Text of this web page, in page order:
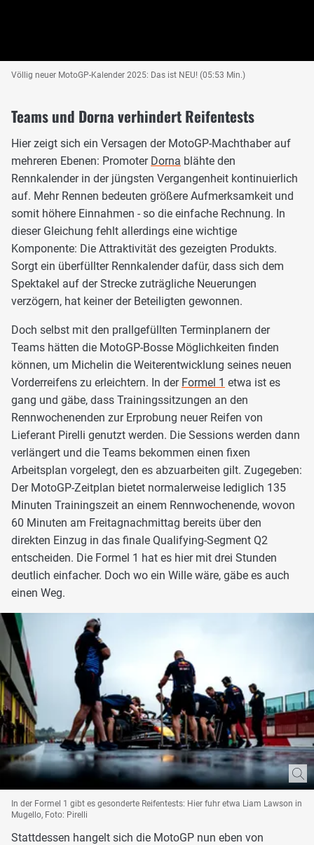
Völlig neuer MotoGP-Kalender 2025: Das ist NEU! (05:53 Min.)
Teams und Dorna verhindert Reifentests
Hier zeigt sich ein Versagen der MotoGP-Machthaber auf
mehreren Ebenen: Promoter Dorna blähte den
Rennkalender in der jüngsten Vergangenheit kontinuierlich
auf. Mehr Rennen bedeuten größere Aufmerksamkeit und
somit höhere Einnahmen - so die einfache Rechnung. In
dieser Gleichung fehlt allerdings eine wichtige
Komponente: Die Attraktivität des gezeigten Produkts.
Sorgt ein überfüllter Rennkalender dafür, dass sich dem
Spektakel auf der Strecke zuträgliche Neuerungen
verzögern, hat keiner der Beteiligten gewonnen.
Doch selbst mit den prallgefüllten Terminplanern der
Teams hätten die MotoGP-Bosse Möglichkeiten finden
können, um Michelin die Weiterentwicklung seines neuen
Vorderreifens zu erleichtern. In der Formel 1 etwa ist es
gang und gäbe, dass Trainingssitzungen an den
Rennwochenenden zur Erprobung neuer Reifen von
Lieferant Pirelli genutzt werden. Die Sessions werden dann
verlängert und die Teams bekommen einen fixen
Arbeitsplan vorgelegt, den es abzuarbeiten gilt. Zugegeben:
Der MotoGP-Zeitplan bietet normalerweise lediglich 135
Minuten Trainingszeit an einem Rennwochenende, wovon
60 Minuten am Freitagnachmittag bereits über den
direkten Einzug in das finale Qualifying-Segment Q2
entscheiden. Die Formel 1 hat es hier mit drei Stunden
deutlich einfacher. Doch wo ein Wille wäre, gäbe es auch
einen Weg.
In der Formel 1 gibt es gesonderte Reifentests: Hier fuhr etwa Liam Lawson in
Mugello, Foto: Pirelli
Stattdessen hangelt sich die MotoGP nun eben von